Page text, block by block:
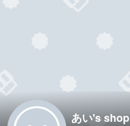
あい's shop